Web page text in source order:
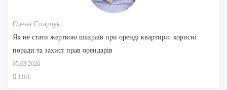
Олена Сітарчук
Як не стати жертвою шахраїв при оренді квартири: корисні
поради та захист прав орендарів
05.03.2026
1161